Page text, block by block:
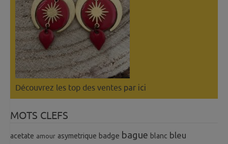
Découvrez les top des ventes par ici
MOTS CLEFS
acetate amour asymetrique badge bague blanc bleu